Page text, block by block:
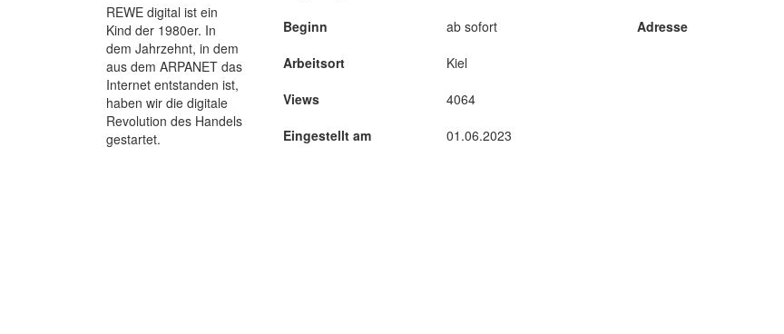
REWE digital ist ein
Kind der 1980er. In
dem Jahrzehnt, in dem
aus dem ARPANET das
Internet entstanden ist,
haben wir die digitale
Revolution des Handels
gestartet.
Beginn
Arbeitsort
Views
Eingestellt am
ab sofort
Kiel
4064
01.06.2023
Adresse